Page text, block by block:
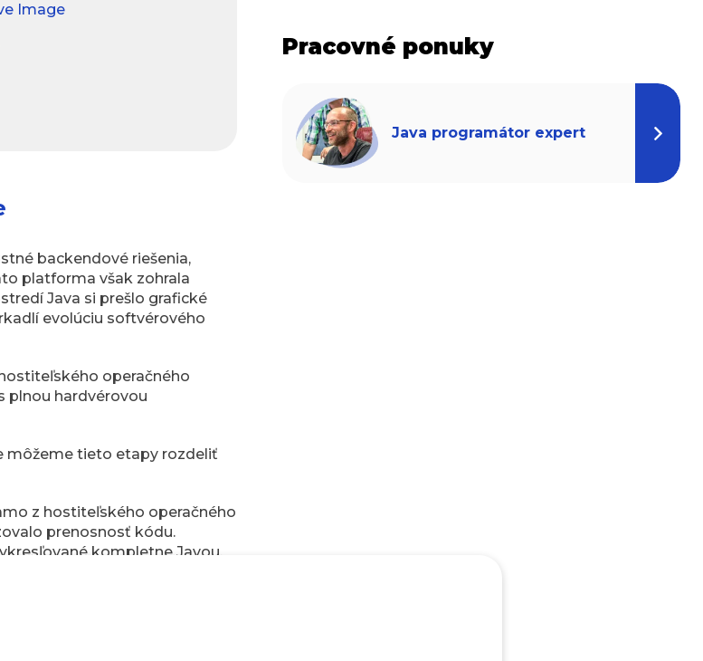
Image
backendové riešenia,
platforma však zohrala
Java si prešlo grafické
evolúciu softvérového
operačného
plnou hardvérovou
môžeme tieto etapy rozdeliť
z hostiteľského operačného
prenosnosť kódu.
kompletne Javou,
riadenie jednovláknového
prinášajúca reaktívne
štýlu pomocou CSS
Pracovné ponuky